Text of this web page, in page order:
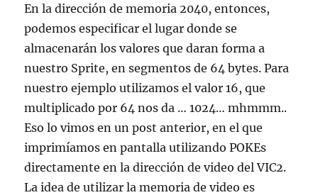
En la dirección de memoria 2040, entonces,
podemos especificar el lugar donde se
almacenarán los valores que daran forma a
nuestro Sprite, en segmentos de 64 bytes. Para
nuestro ejemplo utilizamos el valor 16, que
multiplicado por 64 nos da … 1024… mhmmm..
Eso lo vimos en un post anterior, en el que
imprimíamos en pantalla utilizando POKEs
directamente en la dirección de video del VIC2.
La idea de utilizar la memoria de video es